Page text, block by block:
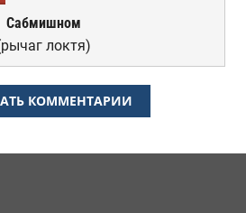
Сабмишном
локтя)
КОММЕНТАРИИ